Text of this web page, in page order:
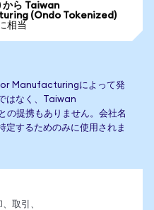
ら Taiwan
(Ondo Tokenized)
相当
Manufacturingによって発
はなく、Taiwan
提携もありません。会社名
定するためのみに使用されま
取引、